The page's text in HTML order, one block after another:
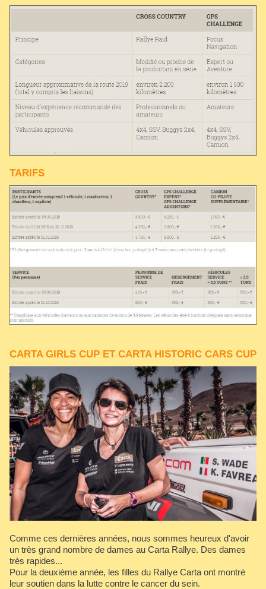
TARIFS
CARTA GIRLS CUP ET CARTA HISTORIC CARS CUP
Comme ces dernières années, nous sommes heureux d'avoir
un très grand nombre de dames au Carta Rallye. Des dames
très rapides...
Pour la deuxième année, les filles du Rallye Carta ont montré
leur soutien dans la lutte contre le cancer du sein.